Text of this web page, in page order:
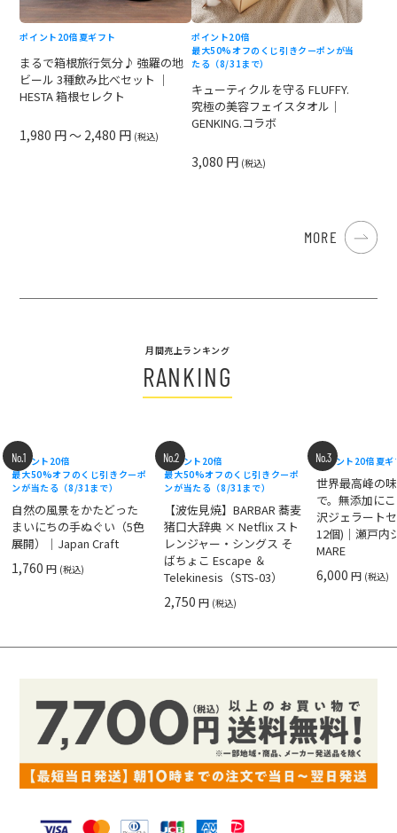
ポイント20倍 夏ギフト
まるで箱根旅行気分♪ 強羅の地
ビール 3種飲み比べセット ｜
HESTA 箱根セレクト
1,980 円 ～ 2,480 円 (税込)
ポイント20倍
最大50%オフのくじ引きクーポンが当
たる（8/31まで）
キューティクルを守る FLUFFY.
究極の美容フェイスタオル｜
GENKING.コラボ
3,080 円 (税込)
MORE
月間売上ランキング
RANKING
No.1
ポイント20倍
最大50%オフのくじ引きクーポ
ンが当たる（8/31まで）
自然の風景をかたどった
まいにちの手ぬぐい（5色
展開）｜Japan Craft
1,760円 (税込)
No.2
ポイント20倍
最大50%オフのくじ引きクーポ
ンが当たる（8/31まで）
【波佐見焼】BARBAR 蕎麦
猪口大辞典 × Netflix スト
レンジャー・シングス そ
ばちょこ Escape ＆
Telekinesis（STS-03）
2,750円 (税込)
No.3
ポイント20倍 夏
世界最高峰の
で。無添加に
沢ジェラート
12個)｜瀬戸内
MARE
6,000円 (税込)